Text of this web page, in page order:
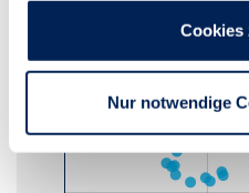
Cookies
Nur notwendige